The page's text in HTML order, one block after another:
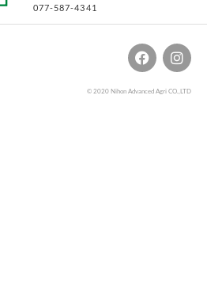
077-587-4341
© 2020 Nihon Advanced Agri CO.,LTD